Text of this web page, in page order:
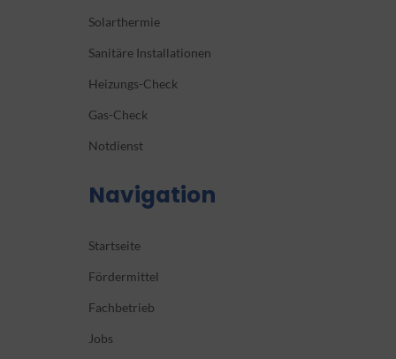
Solarthermie
Sanitäre Installationen
Heizungs-Check
Gas-Check
Notdienst
Navigation
Startseite
Fördermittel
Fachbetrieb
Jobs